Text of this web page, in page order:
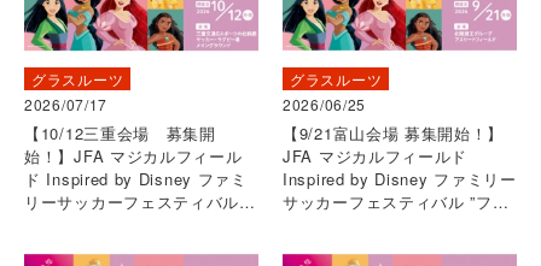
グラスルーツ
2026/07/17
【10/12三重会場 募集開
始！】JFA マジカルフィール
ド Inspired by Disney ファミ
リーサッカーフェスティバル
グラスルーツ
2026/06/25
【9/21富山会場 募集開始！】
JFA マジカルフィールド
Inspired by Disney ファミリー
サッカーフェスティバル ”ファ